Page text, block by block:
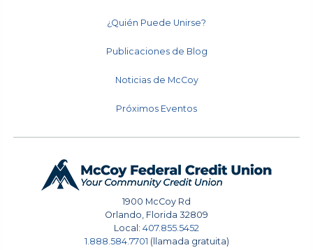
¿Quién Puede Unirse?
Publicaciones de Blog
Noticias de McCoy
Próximos Eventos
1900 McCoy Rd
Orlando Florida 32809
Local: 407.855.5452
1.888.584.7701 (llamada gratuita)